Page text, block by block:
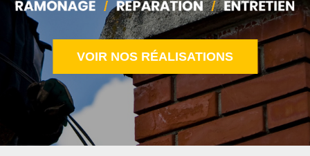
VOIR NOS RÉALISATIONS